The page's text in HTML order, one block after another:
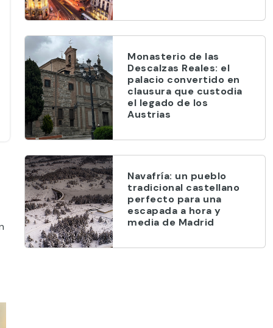
Monasterio de las
Descalzas Reales: el
palacio convertido en
clausura que custodia
el legado de los
Austrias
Navafría: un pueblo
tradicional castellano
perfecto para una
escapada a hora y
media de Madrid